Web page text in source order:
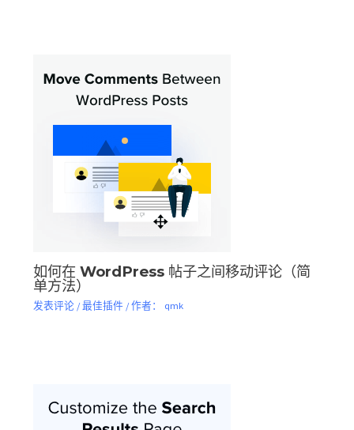
如何在 WordPress 帖子之间移动评论（简
单方法）
发表评论 /最佳插件/ 作者： qmk